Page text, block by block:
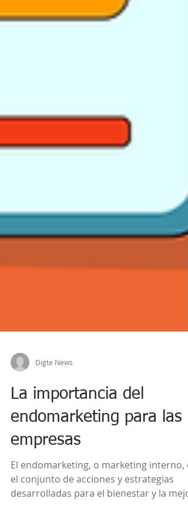
Digte News
La importancia del
endomarketing para las
empresas
El endomarketing, o marketing interno,